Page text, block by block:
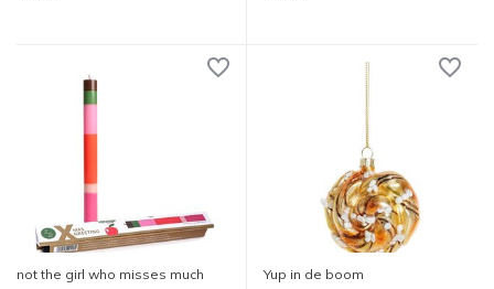
not the girl who misses much Yup in de boom